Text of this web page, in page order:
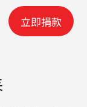
立即捐款